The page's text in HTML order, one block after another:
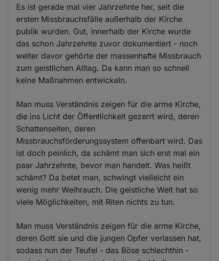
Es ist gerade mal vier Jahrzehnte her, seit die
ersten Missbrauchsfälle außerhalb der Kirche
publik wurden. Gut, innerhalb der Kirche wurde
das schon Jahrzehnte zuvor dokumentiert - noch
weiter davor gehörte der massenhafte Missbrauch
zum geistlichen Alltag. Da kann man so schnell
keine Maßnahmen entwickeln.
Man muss Verständnis zeigen für die arme Kirche,
die ins Licht der Öffentlichkeit gezerrt wird, deren
Schattenseiten, deren
Missbrauchsförderungssystem offenbart wird. Das
ist doch peinlich, da schämt man sich erst mal ein
paar Jahrzehnte, bevor man handelt. Was heißt
schämt? Da betet man, schwingt vielleicht ein
wenig mehr Weihrauch. Die geistliche Welt hat so
viele Möglichkeiten, mit Riten nichts zu tun.
Man muss Verständnis zeigen für die arme Kirche,
deren Gott sie und die jungen Opfer verlassen hat,
sodass nun der Teufel - das Böse schlechthin -